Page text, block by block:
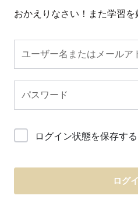
おかえりなさい！また学習を
ログイン状態を保存する
ログ